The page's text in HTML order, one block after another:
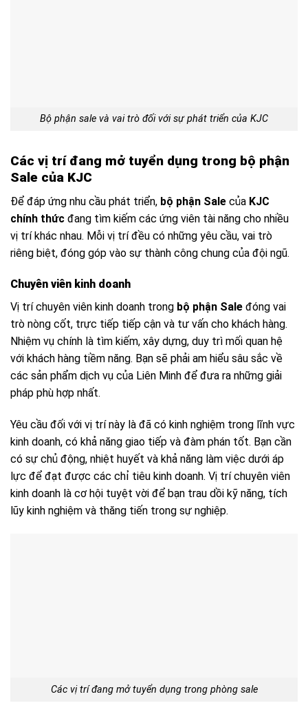
Bộ phận sale và vai trò đối với sự phát triển của KJC
Các vị trí đang mở tuyển dụng trong bộ phận
Sale của KJC
Để đáp ứng nhu cầu phát triển, bộ phận Sale của KJC
chính thức đang tìm kiếm các ứng viên tài năng cho nhiều
vị trí khác nhau. Mỗi vị trí đều có những yêu cầu, vai trò
riêng biệt, đóng góp vào sự thành công chung của đội ngũ.
Chuyên viên kinh doanh
Vị trí chuyên viên kinh doanh trong bộ phận Sale đóng vai
trò nòng cốt, trực tiếp tiếp cận và tư vấn cho khách hàng.
Nhiệm vụ chính là tìm kiếm, xây dựng, duy trì mối quan hệ
với khách hàng tiềm năng. Bạn sẽ phải am hiểu sâu sắc về
các sản phẩm dịch vụ của Liên Minh để đưa ra những giải
pháp phù hợp nhất.
Yêu cầu đối với vị trí này là đã có kinh nghiệm trong lĩnh vực
kinh doanh, có khả năng giao tiếp và đàm phán tốt. Bạn cần
có sự chủ động, nhiệt huyết và khả năng làm việc dưới áp
lực để đạt được các chỉ tiêu kinh doanh. Vị trí chuyên viên
kinh doanh là cơ hội tuyệt vời để bạn trau dồi kỹ năng, tích
lũy kinh nghiệm và thăng tiến trong sự nghiệp.
Các vị trí đang mở tuyển dụng trong phòng sale